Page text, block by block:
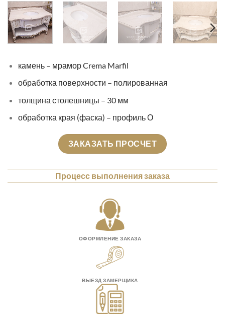
камень – мрамор Crema Marfil
обработка поверхности – полированная
толщина столешницы – 30 мм
обработка края (фаска) – профиль О
ЗАКАЗАТЬ ПРОСЧЕТ
Процесс выполнения заказа
ОФОРМЛЕНИЕ ЗАКАЗА
ВЫЕЗД ЗАМЕРЩИКА